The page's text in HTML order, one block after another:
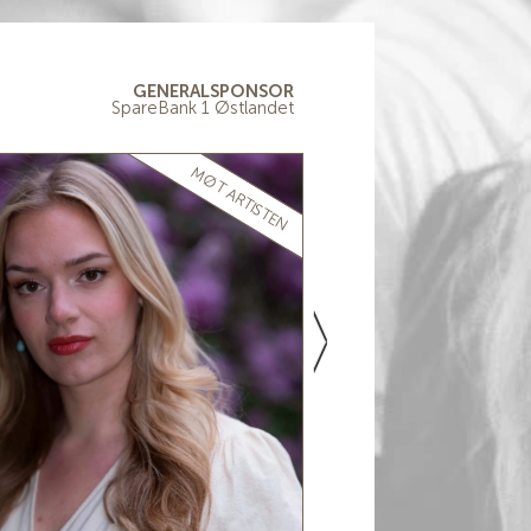
GENERALSPONSOR
SpareBank 1 Østlandet
MØT ARTISTEN